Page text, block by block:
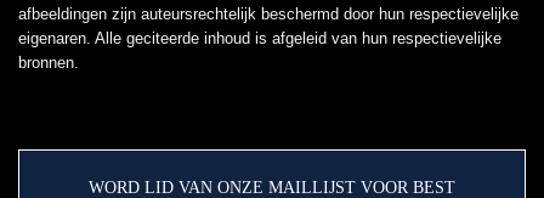
afbeeldingen zijn auteursrechtelijk beschermd door hun respectievelijke
eigenaren. Alle geciteerde inhoud is afgeleid van hun respectievelijke
bronnen.
WORD LID VAN ONZE MAILLIJST VOOR BEST